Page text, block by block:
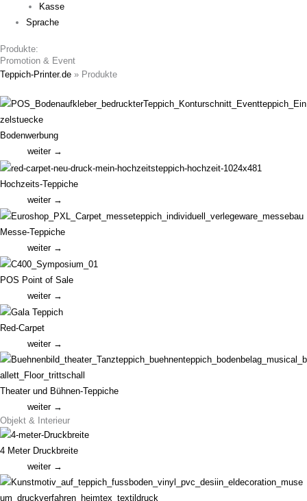
Kasse
Sprache
Produkte:
Promotion & Event
Teppich-Printer.de » Produkte
Bodenwerbung
weiter →
Hochzeits-Teppiche
weiter →
Messe-Teppiche
weiter →
POS Point of Sale
weiter →
Red-Carpet
weiter →
Theater und Bühnen-Teppiche
weiter →
Objekt & Interieur
4 Meter Druckbreite
weiter →